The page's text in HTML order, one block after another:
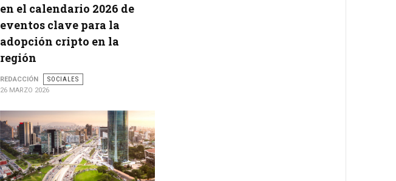
en el calendario 2026 de
eventos clave para la
adopción cripto en la
región
REDACCIÓN
SOCIALES
26 MARZO 2026